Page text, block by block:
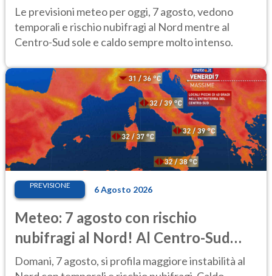
Le previsioni meteo per oggi, 7 agosto, vedono
temporali e rischio nubifragi al Nord mentre al
Centro-Sud sole e caldo sempre molto intenso.
PREVISIONE 6 Agosto 2026
Meteo: 7 agosto con rischio
nubifragi al Nord! Al Centro-Sud
caldo estremo
Domani, 7 agosto, si profila maggiore instabilità al